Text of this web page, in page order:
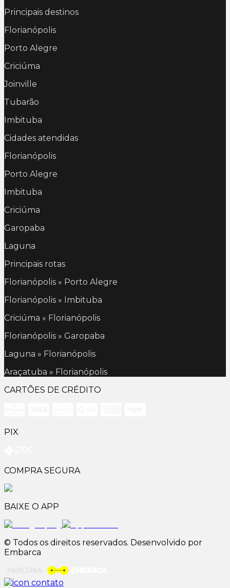
Principais destinos
Florianópolis
Porto Alegre
Criciúma
Joinville
Tubarão
Imbituba
Cidades atendidas
Florianópolis
Porto Alegre
Imbituba
Criciúma
Garopaba
Laguna
Principais rotas
Florianópolis » Porto Alegre
Florianópolis » Imbituba
Criciúma » Florianópolis
Florianópolis » Garopaba
Laguna » Florianópolis
Araçatuba » Florianópolis
CARTÕES DE CRÉDITO
PIX
COMPRA SEGURA
BAIXE O APP
© Todos os direitos reservados. Desenvolvido por
Embarca